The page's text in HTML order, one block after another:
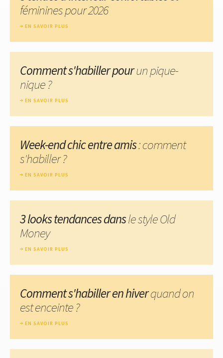
féminines pour 2026
EN SAVOIR PLUS
Comment s'habiller pourun pique-
nique ?
EN SAVOIR PLUS
Week-end chic entre amis: comment
s'habiller ?
EN SAVOIR PLUS
3 looks tendances dansle style Old
Money
EN SAVOIR PLUS
Comment s'habiller en hiverquand on
est enceinte ?
EN SAVOIR PLUS